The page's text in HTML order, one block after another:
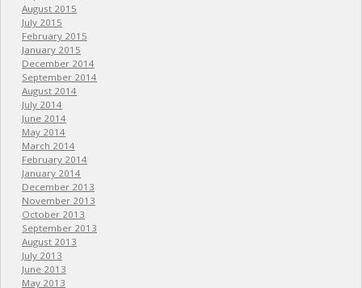
August 2015
July 2015
February 2015
January 2015
December 2014
September 2014
August 2014
July 2014
June 2014
May 2014
March 2014
February 2014
January 2014
December 2013
November 2013
October 2013
September 2013
August 2013
July 2013
June 2013
May 2013